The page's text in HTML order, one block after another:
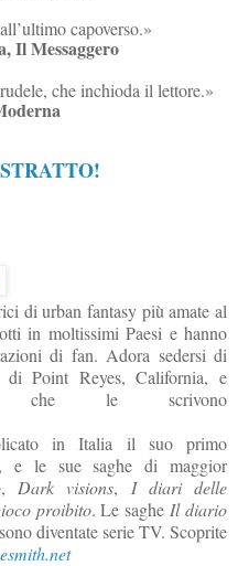
capoverso.»
Il Messaggero
che inchioda il lettore.»
di urban fantasy più amate al
in moltissimi Paesi e hanno
di fan. Adora sedersi di
Point Reyes, California, e
che le scrivono
in Italia il suo primo
, e le sue saghe di maggior
, Dark visions, I diari delle
proibito. Le sagheIl diario
sono diventate serie TV. Scoprite